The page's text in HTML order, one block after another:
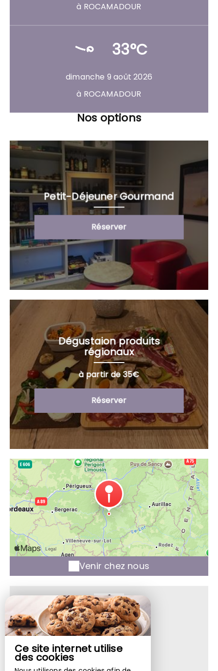
Ce site internet utilise
des cookies
à ROCAMADOUR
33°C
dimanche 9 août 2026
à ROCAMADOUR
Nos options
Petit-Déjeuner Gourmand
Réserver
Dégustaion produits
régionaux
à partir de 35€
Réserver
Venir chez nous
Les Pirondeaux
Place Des Senhals,